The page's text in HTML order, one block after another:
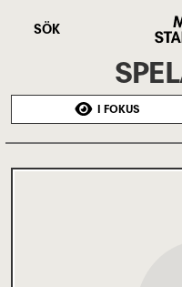
SÖK
I FOKUS